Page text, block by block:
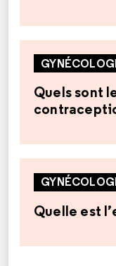
Quels sont
Quelle est